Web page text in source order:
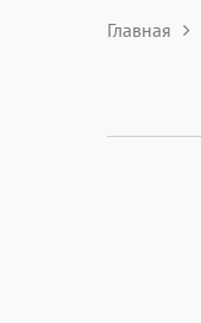
Главная